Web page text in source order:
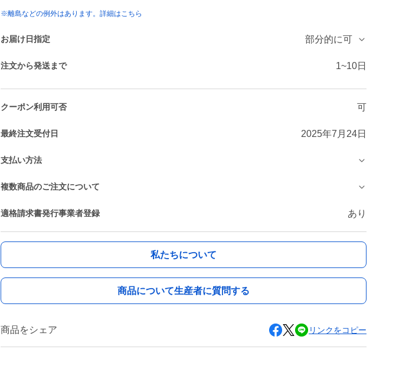
※離島などの例外はあります。詳細はこちら
お届け日指定 部分的に可
注文から発送まで 1~10日
クーポン利用可否 可
最終注文受付日 2025年7月24日
支払い方法
複数商品のご注文について
適格請求書発行事業者登録 あり
私たちについて
商品について生産者に質問する
商品をシェア リンクをコピー